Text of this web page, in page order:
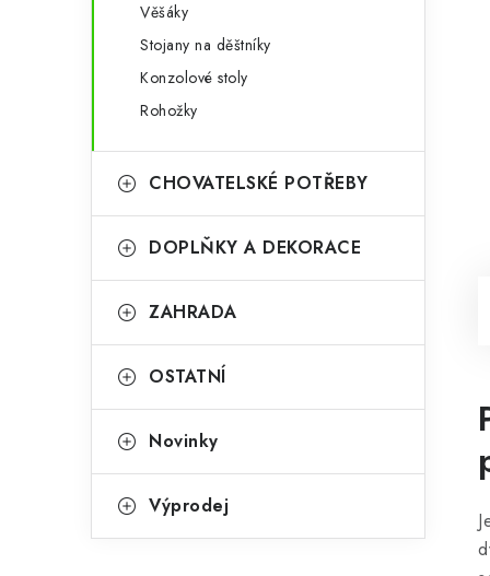
Věšáky
Stojany na děštníky
Konzolové stoly
Rohožky
CHOVATELSKÉ POTŘEBY
DOPLŇKY A DEKORACE
ZAHRADA
OSTATNÍ
Novinky
Výprodej